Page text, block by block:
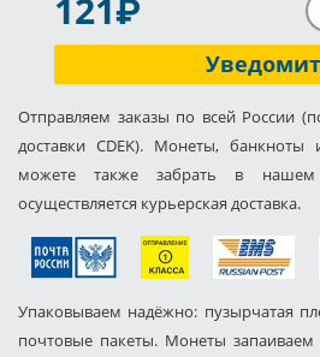
121
Отправляем заказы по всей России
доставки CDEK). Монеты,
можете также забрать в
осуществляется курьерская доставка.
Упаковываем надёжно: пузырчатая
почтовые пакеты. Монеты запаиваем